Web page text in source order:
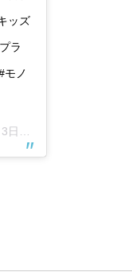
ッズ
ラ
モノ
PDT